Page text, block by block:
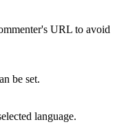
URL to avoid
be set.
language.